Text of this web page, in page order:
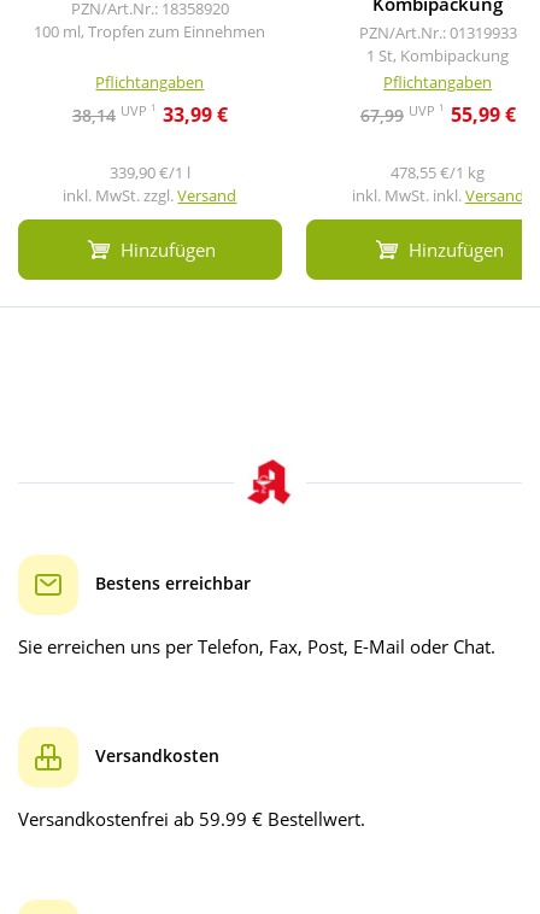
PZN/Art.Nr.: 18358920
100 ml, Tropfen zum Einnehmen
Pflichtangaben
38,14 UVP 1 33,99 €
339,90 €/1 l
inkl. MwSt. zzgl.Versand
Hinzufügen
PZN/Art.Nr.: 01319933
1 St, Kombipackung
Pflichtangaben
67,99 UVP 1 55,99 €
478,55 €/1 kg
inkl. MwSt. inkl.Versand
Hinzufügen
Bestens erreichbar
Sie erreichen uns per Telefon, Fax, Post, E-Mail oder Chat.
Versandkosten
Versandkostenfrei ab 59.99 € Bestellwert.